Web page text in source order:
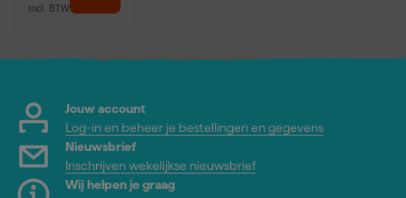
incl. BTW
Jouw account
Log-in en beheer je bestellingen en gegevens
Nieuwsbrief
Inschrijven wekelijkse nieuwsbrief
Wij helpen je graag